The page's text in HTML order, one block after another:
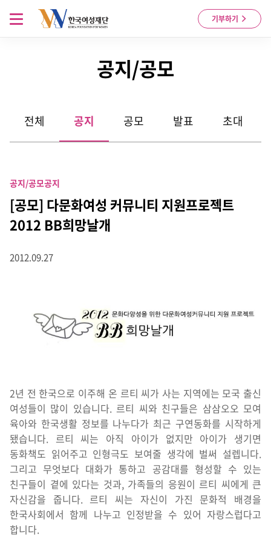
Skip to content
기부하기
메뉴 열기
공지/공모
전체 공지 공모 발표 초대
공지/공모공지
[공모] 다문화여성 커뮤니티 지원프로젝트
2012 BB희망날개
2012.09.27
2년 전 한국으로 이주해 온 르티 씨가 사는 지역에는 모국 출신
여성들이 많이 있습니다. 르티 씨와 친구들은 삼삼오오 모여
육아와 한국생활 정보를 나누다가 최근 구연동화를 시작하게
됐습니다. 르티 씨는 아직 아이가 없지만 아이가 생기면
동화책도 읽어주고 인형극도 보여줄 생각에 벌써 설렙니다.
그리고 무엇보다 대화가 통하고 공감대를 형성할 수 있는
친구들이 곁에 있다는 것과, 가족들의 응원이 르티 씨에게 큰
자신감을 줍니다. 르티 씨는 자신이 가진 문화적 배경을
한국사회에서 함께 나누고 인정받을 수 있어 자랑스럽다고
합니다.